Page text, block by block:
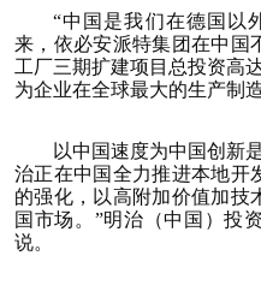
“中国是我们在德国以
来，依必安派特集团在中国
工厂三期扩建项目总投资高
为企业在全球最大的生产制造
以中国速度为中国创新
治正在中国全力推进本地开
的强化，以高附加价值加技
国市场。”明治（中国）投
说。